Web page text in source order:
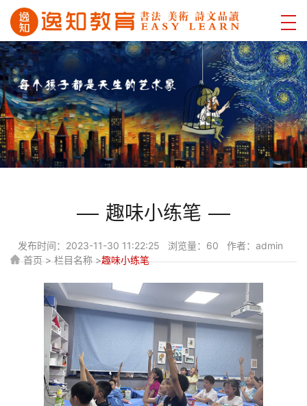
趣味小练笔
发布时间：2023-11-30 11:22:25 浏览量：60 作者：admin
首页 > 栏目名称 >趣味小练笔